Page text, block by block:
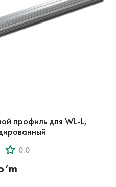
профиль для WL-L,
0.0